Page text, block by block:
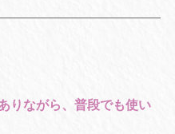
りながら、普段でも使い